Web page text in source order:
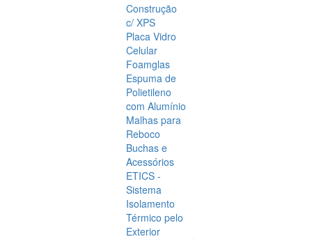
Construção
c/ XPS
Placa Vidro
Celular
Foamglas
Espuma de
Polietileno
com Alumínio
Malhas para
Reboco
Buchas e
Acessórios
ETICS -
Sistema
Isolamento
Térmico pelo
Exterior